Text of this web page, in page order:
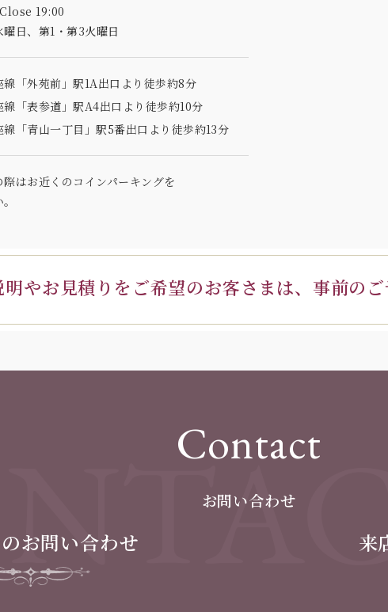
19:00
日、 第1・第3火曜日
「外苑前」駅1A出口より徒歩約8分
「表参道」駅A4出口より徒歩約10分
「青山一丁目」駅5番出口より徒歩約13分
はお近くのコインパーキングを
やお見積りを ご希望のお客さまは、 事前のご
Contact
お問い合わせ
お問い合わせ 来